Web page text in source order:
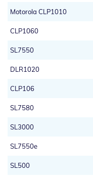
Motorola CLP1010
CLP1060
SL7550
DLR1020
CLP106
SL7580
SL3000
SL7550e
SL500